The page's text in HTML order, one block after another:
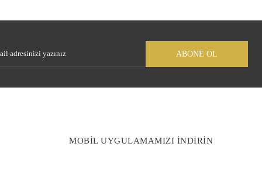
ABONE OL
MOBİL UYGULAMAMIZI İNDİRİN